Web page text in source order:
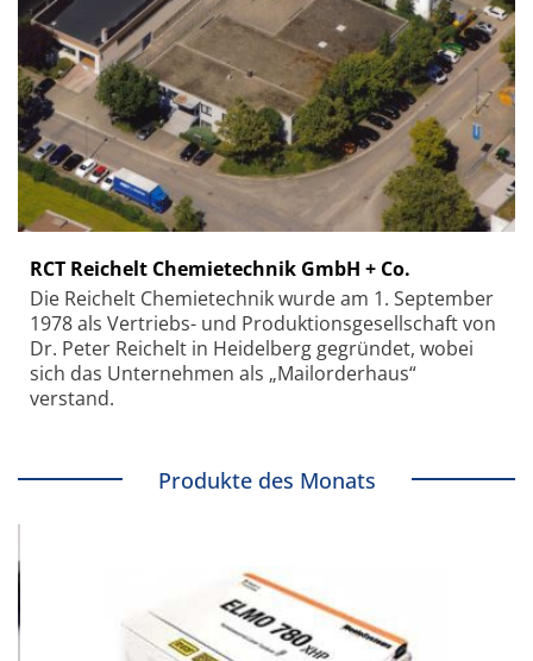
RCT Reichelt Chemietechnik GmbH + Co.
Die Reichelt Chemietechnik wurde am 1. September
1978 als Vertriebs- und Produktionsgesellschaft von
Dr. Peter Reichelt in Heidelberg gegründet, wobei
sich das Unternehmen als „Mailorderhaus“
verstand.
Produkte des Monats